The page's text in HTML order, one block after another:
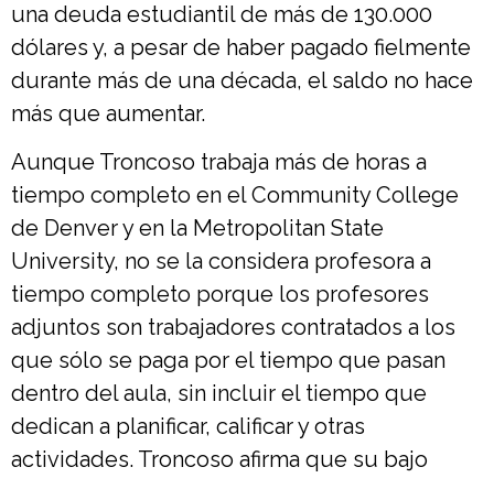
una deuda estudiantil de más de 130.000
dólares y, a pesar de haber pagado fielmente
durante más de una década, el saldo no hace
más que aumentar.
Aunque Troncoso trabaja más de horas a
tiempo completo en el Community College
de Denver y en la Metropolitan State
University, no se la considera profesora a
tiempo completo porque los profesores
adjuntos son trabajadores contratados a los
que sólo se paga por el tiempo que pasan
dentro del aula, sin incluir el tiempo que
dedican a planificar, calificar y otras
actividades. Troncoso afirma que su bajo